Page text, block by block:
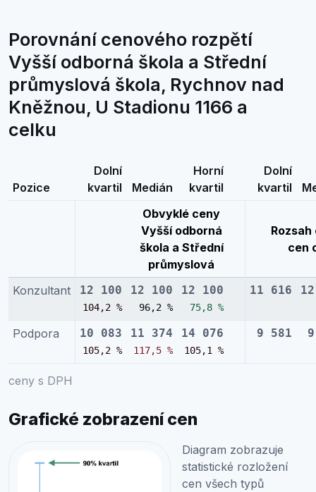
Porovnání cenového rozpětí
Vyšší odborná škola a Střední
průmyslová škola, Rychnov nad
Kněžnou, U Stadionu 1166 a
celku
ceny s DPH
Pozice
Dolní
kvartil
Medián
Horní
kvartil
Dolní
kvartil
Obvyklé ceny
Vyšší odborná
škola a Střední
průmyslová
cen
Konzultant 12 100
104,2 %
12 100
96,2 %
12 100
75,8 %
11 616
Podpora 10 083
105,2 %
11 374
117,5 %
14 076
105,1 %
9 581
Grafické zobrazení cen
Diagram zobrazuje
statistické rozložení
cen všech typů